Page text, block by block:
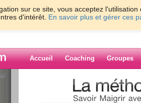
sur ce site, vous acceptez
d'intérêt. En savoir plus et gérer ces
Accueil Coaching Groupes
> > bilan